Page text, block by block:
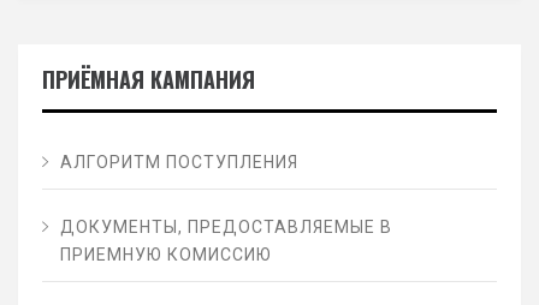
ПРИЁМНАЯ КАМПАНИЯ
АЛГОРИТМ ПОСТУПЛЕНИЯ
ДОКУМЕНТЫ, ПРЕДОСТАВЛЯЕМЫЕ В
ПРИЕМНУЮ КОМИССИЮ